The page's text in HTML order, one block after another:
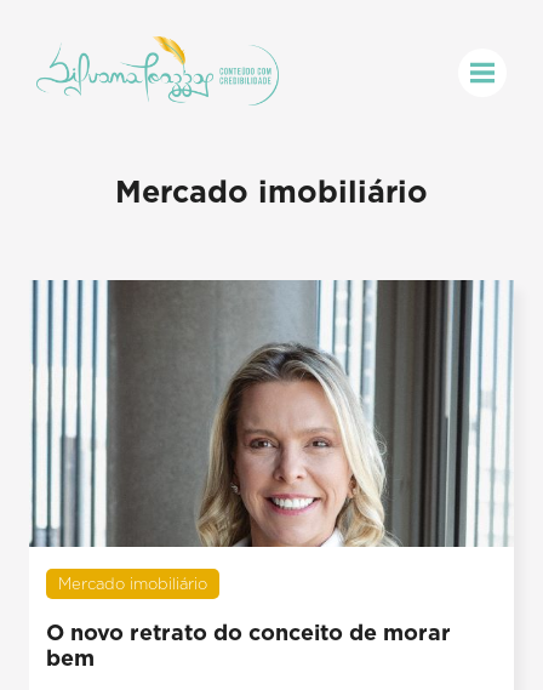
Mercado imobiliário
Mercado imobiliário
O novo retrato do conceito de morar
bem